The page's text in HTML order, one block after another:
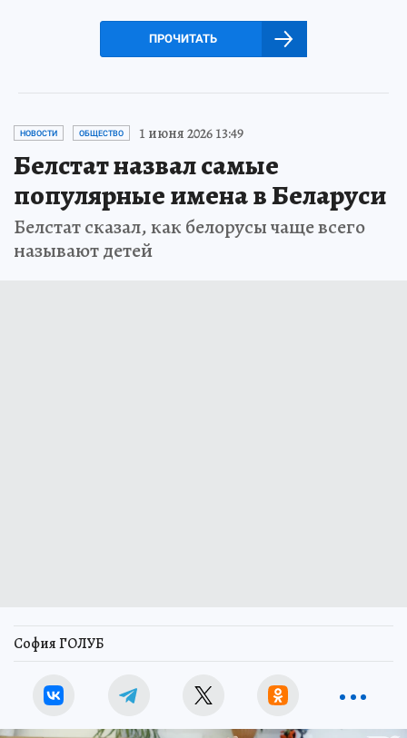
ПРОЧИТАТЬ
НОВОСТИ ОБЩЕСТВО 1 июня 2026 13:49
Белстат назвал самые
популярные имена в Беларуси
Белстат сказал, как белорусы чаще всего
называют детей
София ГОЛУБ